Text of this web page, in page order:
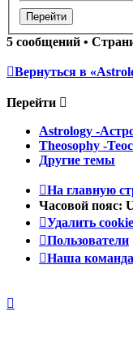
5 сообщений •
Вернуться в
Перейти
Astrology -
Theosophy -
Другие темы
На главную
Часовой пояс:
Удалить
Пользователи
Наша команда